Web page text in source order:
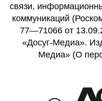
связи,
коммуникаций
77—71066 от
«Досуг-Медиа».
Медиа» (О